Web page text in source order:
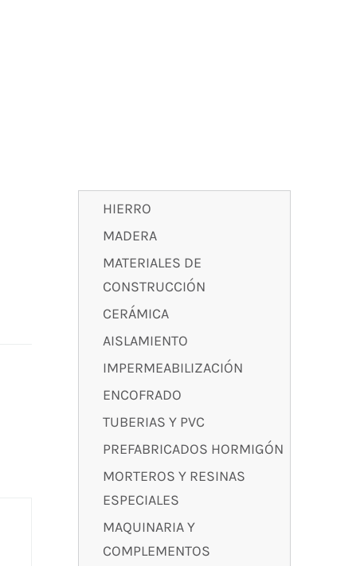
HIERRO
MADERA
MATERIALES DE
CONSTRUCCIÓN
CERÁMICA
AISLAMIENTO
IMPERMEABILIZACIÓN
ENCOFRADO
TUBERIAS Y PVC
PREFABRICADOS HORMIGÓN
MORTEROS Y RESINAS
ESPECIALES
MAQUINARIA Y
COMPLEMENTOS